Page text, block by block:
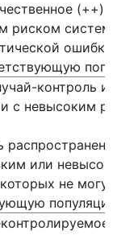
(++)
риском
контроль
с невысоким
или
не